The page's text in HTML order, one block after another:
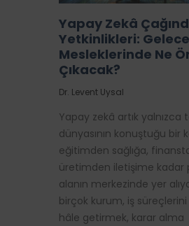
Yapay Zekâ
Yetkinlikleri:
Mesleklerinde Ne
Çıkacak?
Dr. Levent Uysal
Yapay zekâ artık yalnızca
dünyasının konuştuğu bir
eğitimden sağlığa,
üretimden iletişime kadar
alanın merkezinde yer
birçok kurum, iş
hâle getirmek, karar alma